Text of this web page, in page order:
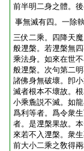
前半明二身之體。
事無滅有四。一除
三伏二乘。四降天
般𣵀槃。若𣵀槃無
乘法身。如來在世
般𣵀槃。次句第二
諸佛身無破壞。卽
滅者根本不壞故。
小乘麁説不滅。如
爲利等者。爲令衆
者。是𣵀槃果故。
來若不入𣵀槃。衆
前大小二乘之敎得